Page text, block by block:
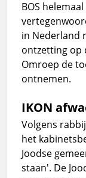
BOS
in Nederland
ontzetting op
Omroep de
ontnemen.
IKON
Volgens
het
Joodse
staan'. De